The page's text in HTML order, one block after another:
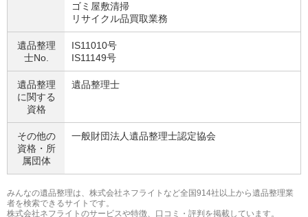
ゴミ屋敷清掃
リサイクル品買取業務
遺品整理
士No.
IS11010号
IS11149号
遺品整理
に関する
資格
遺品整理士
その他の
資格・ 所
属団体
一般財団法人遺品整理士認定協会
みんなの遺品整理は、株式会社ネフライトなど全国914社以上から遺品整理業
者を検索できるサイトです。
株式会社ネフライトのサービスや特徴、口コミ・評判を掲載しています。